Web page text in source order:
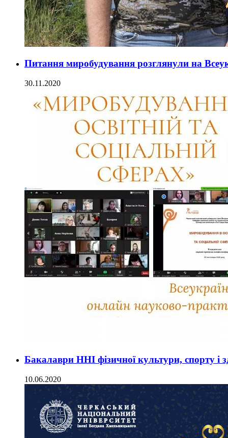
Питання миробудування розглянули на
30.11.2020
Бакалаври ННІ фізичної культури, спорту і
10.06.2020